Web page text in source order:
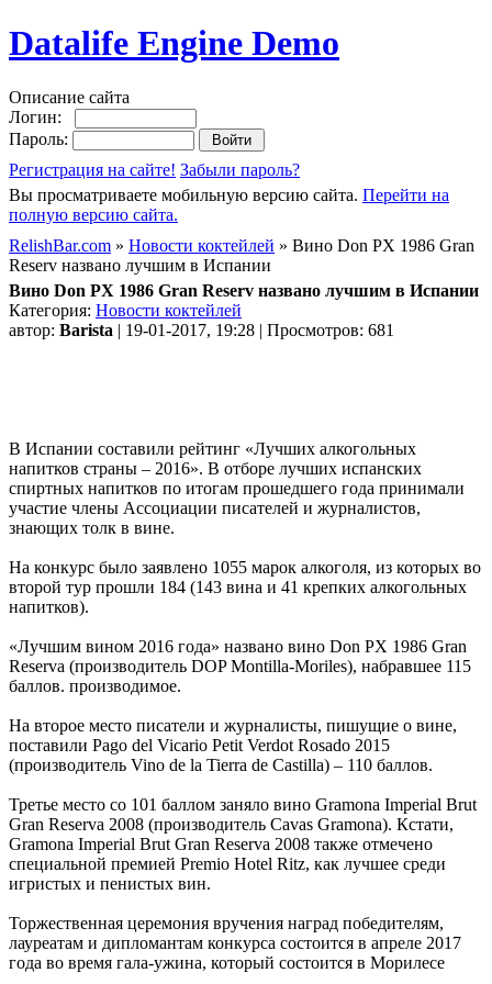
Datalife Engine Demo
Описание сайта
Логин:
Пароль:
Регистрация на сайте! Забыли пароль?
Вы просматриваете мобильную версию сайта. Перейти на
полную версию сайта.
RelishBar.com » Новости коктейлей » Вино Don PX 1986 Gran
Reserv названо лучшим в Испании
Вино Don PX 1986 Gran Reserv названо лучшим в Испании
Категория: Новости коктейлей
автор: Barista | 19-01-2017, 19:28 | Просмотров: 681
В Испании составили рейтинг «Лучших алкогольных
напитков страны – 2016». В отборе лучших испанских
спиртных напитков по итогам прошедшего года принимали
участие члены Ассоциации писателей и журналистов,
знающих толк в вине.
На конкурс было заявлено 1055 марок алкоголя, из которых во
второй тур прошли 184 (143 вина и 41 крепких алкогольных
напитков).
«Лучшим вином 2016 года» названо вино Don PX 1986 Gran
Reserva (производитель DOP Montilla-Moriles), набравшее 115
баллов. производимое.
На второе место писатели и журналисты, пишущие о вине,
поставили Pago del Vicario Petit Verdot Rosado 2015
(производитель Vino de la Tierra de Castilla) – 110 баллов.
Третье место со 101 баллом заняло вино Gramona Imperial Brut
Gran Reserva 2008 (производитель Cavas Gramona). Кстати,
Gramona Imperial Brut Gran Reserva 2008 также отмечено
специальной премией Premio Hotel Ritz, как лучшее среди
игристых и пенистых вин.
Торжественная церемония вручения наград победителям,
лауреатам и дипломантам конкурса состоится в апреле 2017
года во время гала-ужина, который состоится в Морилесе